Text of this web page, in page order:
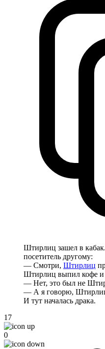
Штирлиц зашел в
посетитель другому:
— Смотри, Штирлиц
Штирлиц выпил кофе и
— Нет, это был не
— А я говорю,
И тут началась драка.
17
0